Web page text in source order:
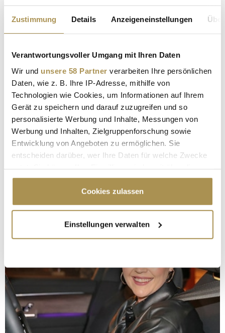
Zustimmung Details Anzeigeneinstellungen
Verantwortungsvoller Umgang mit Ihren Daten
Wir und unsere 58 Partner verarbeiten Ihre persönlichen
Daten, wie z. B. Ihre IP-Adresse, mithilfe von
Technologien wie Cookies, um Informationen auf Ihrem
Gerät zu speichern und darauf zuzugreifen und so
personalisierte Werbung und Inhalte, Messungen von
Werbung und Inhalten, Zielgruppenforschung sowie
Entwicklung von Angeboten zu ermöglichen. Sie
entscheiden darüber, wer Ihre Daten für welche Zwecke
Cookie-Erklärung oder durch Klicken auf das Privacy
Trigger Symbol ändern oder widerrufen
Informationen über Ihre geografische Lage
erfassen, welche bis auf einige Meter genau sein
bestimmten Merkmalen (Fingerprinting) identifizieren
Erfahren Sie mehr darüber, wie Ihre persönlichen Daten
verarbeitet werden, und legen Sie Ihre Präferenzen im
Abschnitt Einzelheiten
fest.
Cookies zulassen
Einstellungen verwalten